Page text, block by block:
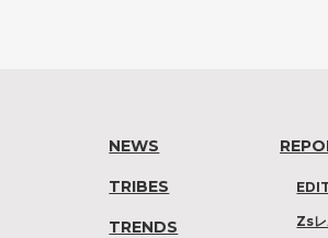
NEWS
TRIBES
TRENDS Zsレ